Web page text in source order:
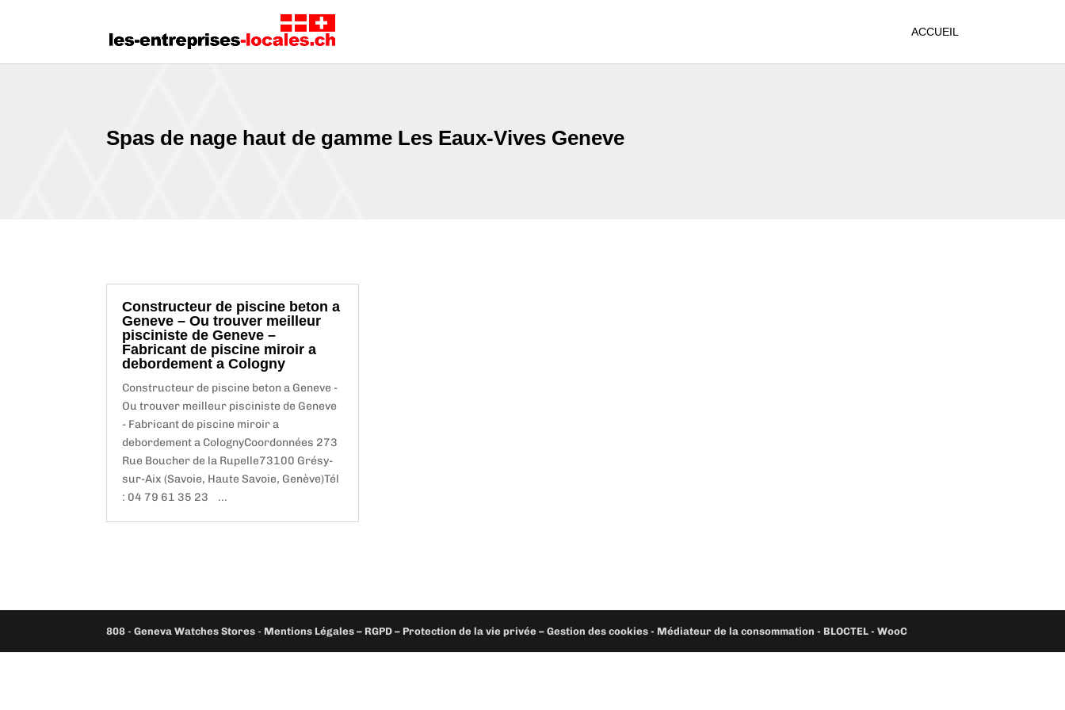
ACCUEIL
Spas de nage haut de gamme Les Eaux-Vives Geneve
Constructeur de piscine beton a
Geneve – Ou trouver meilleur
pisciniste de Geneve –
Fabricant de piscine miroir a
debordement a Cologny
Constructeur de piscine beton a Geneve -
Ou trouver meilleur pisciniste de Geneve
- Fabricant de piscine miroir a
debordement a ColognyCoordonnées 273
Rue Boucher de la Rupelle73100 Grésy-
sur-Aix (Savoie, Haute Savoie, Genève)Tél
: 04 79 61 35 23 ...
808 -Geneva Watches Stores - Mentions Légales – RGPD – Protection de la vie privée – Gestion des cookies - Médiateur de la consommation - BLOCTEL -WooC